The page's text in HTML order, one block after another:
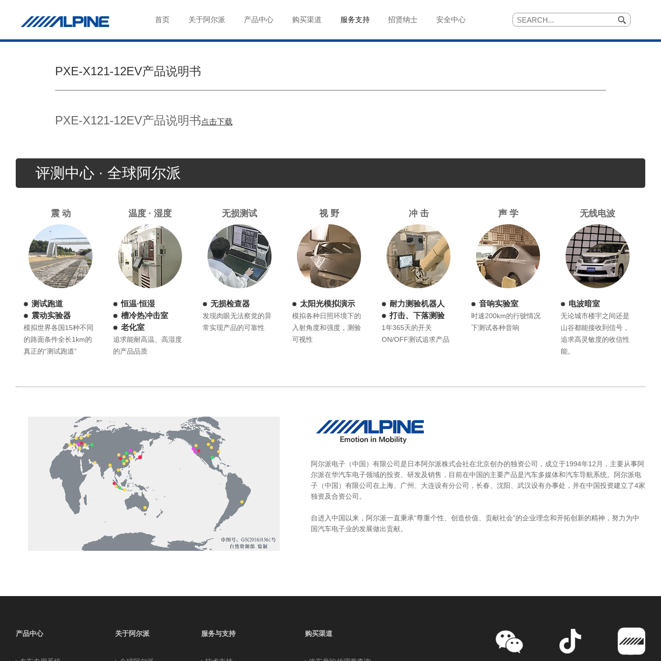
首页 关于阿尔派 产品中心 购买渠道 服务支持 招贤纳士 安全中心
PXE-X121-12EV产品说明书
PXE-X121-12EV产品说明书点击下载
评测中心 · 全球阿尔派
震 动
测试跑道
震动实验器
模拟世界各国15种不同
的路面条件全长1km的
真正的“测试跑道”
温度 · 湿度
恒温·恒湿
槽冷热冲击室
老化室
追求能耐高温、高湿度
的产品品质
无损测试
无损检查器
发现肉眼无法察觉的异
常实现产品的可靠性
视 野
太阳光模拟演示
模拟各种日照环境下的
入射角度和强度，测验
可视性
冲 击
耐力测验机器人
打击、下落测验
1年365天的开关
ON/OFF测试追求产品
声 学
音响实验室
时速200km的行驶情况
下测试各种音响
无线电波
电波暗室
无论城市楼宇之间还是
山谷都能接收到信号，
追求高灵敏度的收信性
能。
阿尔派电子（中国）有限公司是日本阿尔派株式会社在北京创办的独资公司，成立于1994年12月，主要从事阿
尔派在华汽车电子领域的投资、研发及销售，目前在中国的主要产品是汽车多媒体和汽车导航系统。阿尔派电
子（中国）有限公司在上海、广州、大连设有分公司，长春、沈阳、武汉设有办事处，并在中国投资建立了4家
独资及合资公司。
自进入中国以来，阿尔派一直秉承“尊重个性、创造价值、贡献社会”的企业理念和开拓创新的精神，努力为中
国汽车电子业的发展做出贡献。
产品中心 关于阿尔派 服务与支持 购买渠道